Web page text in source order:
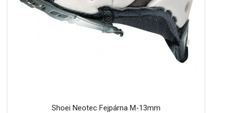
Shoei Neotec Fejpárna M-13mm